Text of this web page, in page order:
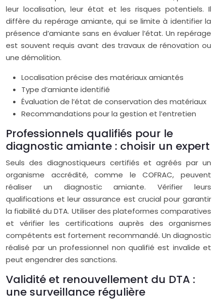
leur localisation, leur état et les risques potentiels. Il
diffère du repérage amiante, qui se limite à identifier la
présence d’amiante sans en évaluer l’état. Un repérage
est souvent requis avant des travaux de rénovation ou
une démolition.
Localisation précise des matériaux amiantés
Type d’amiante identifié
Évaluation de l’état de conservation des matériaux
Recommandations pour la gestion et l’entretien
Professionnels qualifiés pour le
diagnostic amiante : choisir un expert
Seuls des diagnostiqueurs certifiés et agréés par un
organisme accrédité, comme le COFRAC, peuvent
réaliser un diagnostic amiante. Vérifier leurs
qualifications et leur assurance est crucial pour garantir
la fiabilité du DTA. Utiliser des plateformes comparatives
et vérifier les certifications auprès des organismes
compétents est fortement recommandé. Un diagnostic
réalisé par un professionnel non qualifié est invalide et
peut engendrer des sanctions.
Validité et renouvellement du DTA :
une surveillance régulière